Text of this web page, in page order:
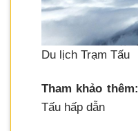
Du lịch Trạm Tấu
Tham khảo thêm:
Tấu hấp dẫn